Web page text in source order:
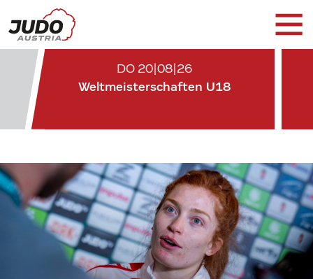
DO 20|08|26
Weltmeisterschaften U18